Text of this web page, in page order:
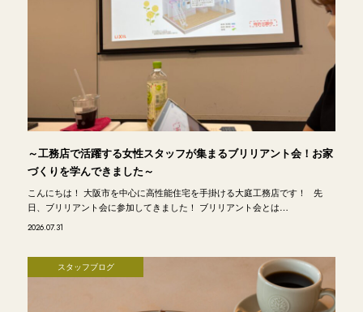
～工務店で活躍する女性スタッフが集まるブリリアント会！お家
づくりを学んできました～
こんにちは！ 大阪市を中心に高性能住宅を手掛ける大庭工務店です！ 先
日、ブリリアント会に参加してきました！ ブリリアント会とは…
2026.07.31
スタッフブログ